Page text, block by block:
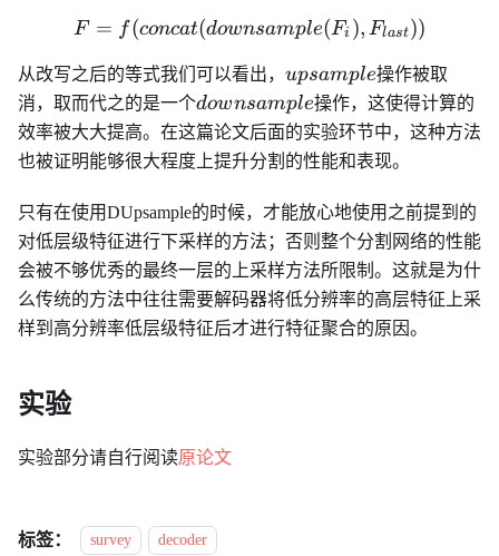
F =
F = f(concat(downsample(Fi ), Flast))
从改写之后的等式我们可以看出， upsample
upsample操作被取
消，取而代之的是一个downsample
downsample操作，这使得计算的
效率被大大提高。在这篇论文后面的实验环节中，这种方法
也被证明能够很大程度上提升分割的性能和表现。
只有在使用DUpsample的时候，才能放心地使用之前提到的
对低层级特征进行下采样的方法；否则整个分割网络的性能
会被不够优秀的最终一层的上采样方法所限制。这就是为什
么传统的方法中往往需要解码器将低分辨率的高层特征上采
样到高分辨率低层级特征后才进行特征聚合的原因。
实验
实验部分请自行阅读原论文
标签： survey decoder